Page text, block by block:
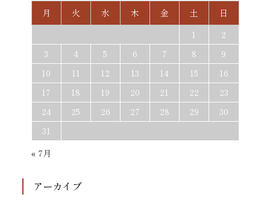
月
火 水 木 金 土
日
1
2
3
4 5 6 7 8
9
10
11 12 13 14 15
16
17
18 19 20 21 22
23
24
25 26 27 28 29
30
31
« 7月
アーカイブ